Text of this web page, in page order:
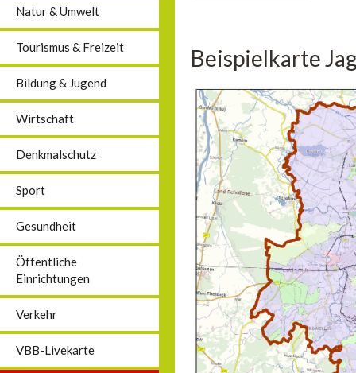
Natur & Umwelt
Tourismus & Freizeit
Bildung & Jugend
Wirtschaft
Denkmalschutz
Sport
Gesundheit
Öffentliche
Einrichtungen
Verkehr
VBB-Livekarte
Beispielkarte